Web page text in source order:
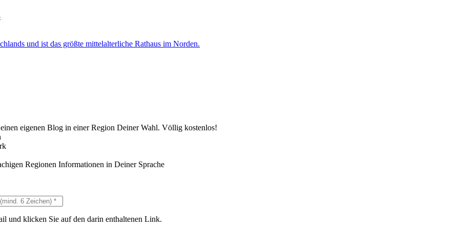
und ist das größte mittelalterliche Rathaus im Norden.
eigenen Blog in einer Region Deiner Wahl. Völlig kostenlos!
Regionen Informationen in Deiner Sprache
und klicken Sie auf den darin enthaltenen Link.